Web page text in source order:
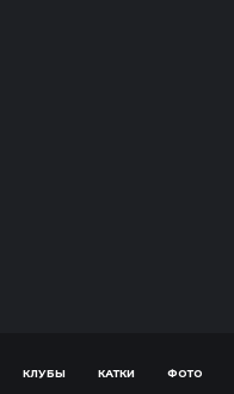
КЛУБЫ КАТКИ ФОТО